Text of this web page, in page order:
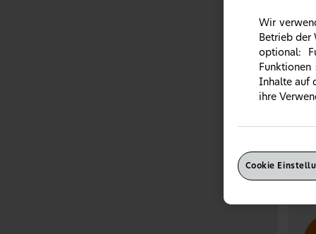
Wir
Betrieb der
optional:
Inhalte auf
ihre
Cookie